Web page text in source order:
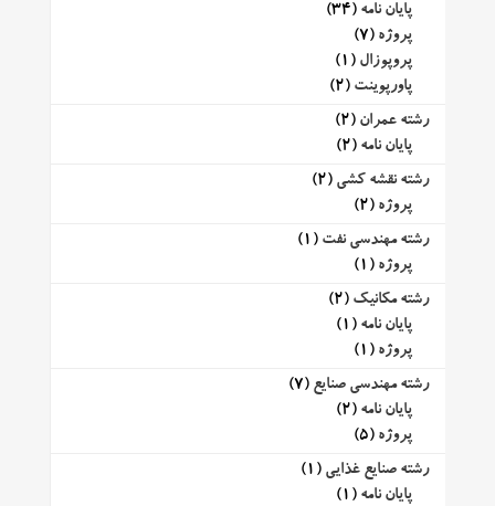
پایان نامه (34)
پروژه (7)
پروپوزال (1)
پاورپوینت (2)
رشته عمران (2)
پایان نامه (2)
رشته نقشه کشی (2)
پروژه (2)
رشته مهندسی نفت (1)
پروژه (1)
رشته مکانیک (2)
پایان نامه (1)
پروژه (1)
رشته مهندسی صنایع (7)
پایان نامه (2)
پروژه (5)
رشته صنایع غذایی (1)
پایان نامه (1)